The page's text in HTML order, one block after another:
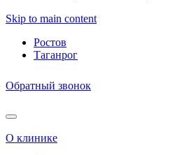
Skip to main content
Ростов
Таганрог
Обратный звонок
О клинике